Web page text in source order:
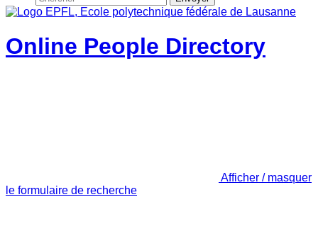
Online People Directory
Afficher / masquer
le formulaire de recherche